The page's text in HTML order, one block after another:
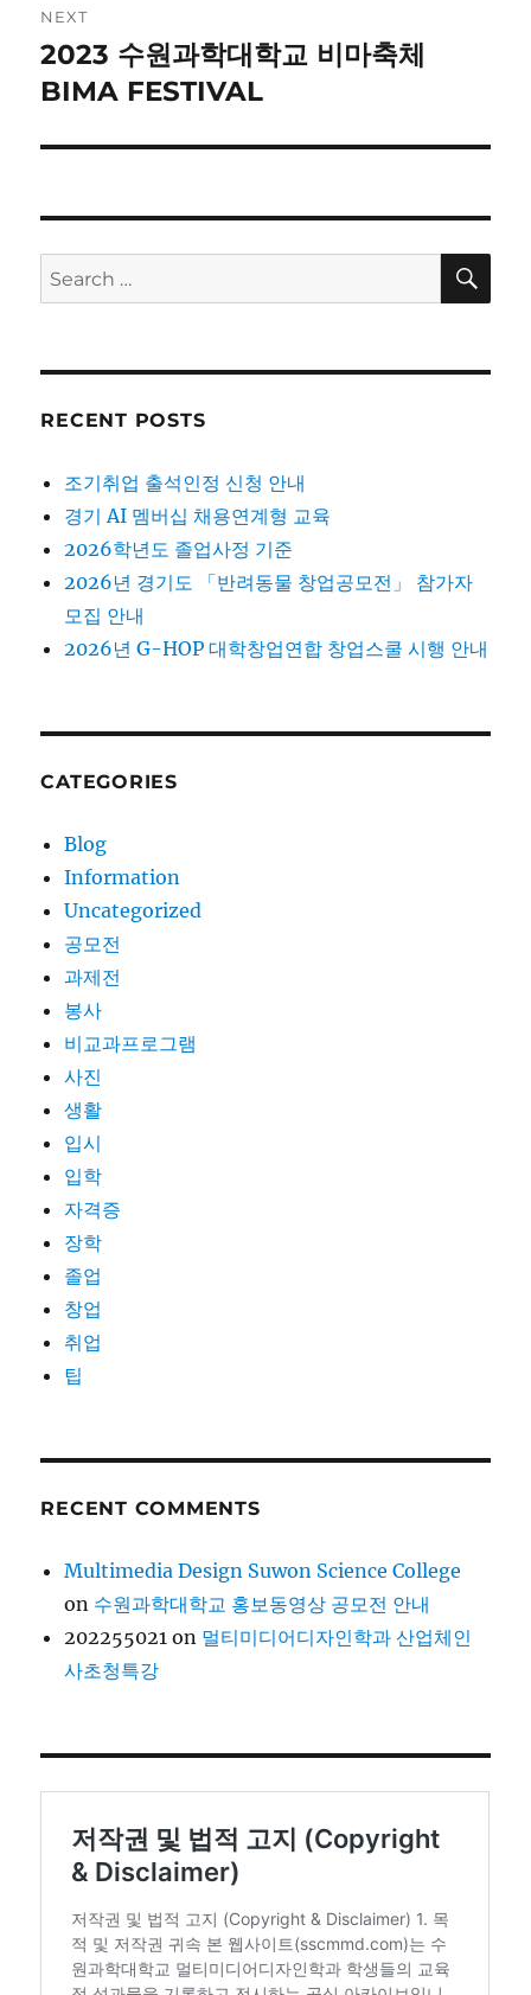
NEXT
Next
post:
2023 수원과학대학교 비마축체
BIMA FESTIVAL
Search
for:
RECENT POSTS
조기취업 출석인정 신청 안내
경기 AI 멤버십 채용연계형 교육
2026학년도 졸업사정 기준
2026년 경기도 「반려동물 창업공모전」 참가자
모집 안내
2026년 G-HOP 대학창업연합 창업스쿨 시행 안내
CATEGORIES
Blog
Information
Uncategorized
공모전
과제전
봉사
비교과프로그램
사진
생활
입시
입학
자격증
장학
졸업
창업
취업
팁
RECENT COMMENTS
Multimedia Design Suwon Science College
on 수원과학대학교 홍보동영상 공모전 안내
202255021 on 멀티미디어디자인학과 산업체인
사초청특강